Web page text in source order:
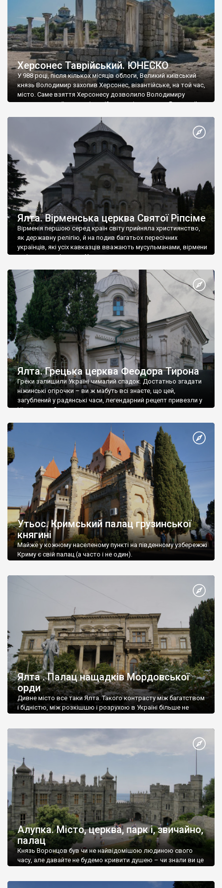
Херсонес Таврійський. ЮНЕСКО
У 988 році, після кількох місяців облоги, Великий київський
князь Володимир захопив Херсонес, візантійське, на той час,
місто. Саме взяття Херсонесу дозволило Володимиру
диктувати свої умови візантійському імператору Василю ІІ, та
Херсонесі Володимир-язичник, став Василем-християнином.
А потім було Хрещення Русі. На честь Херсонесу Таврійського
Ялта. Вірменська церква Святої Ріпсіме
Вірменія першою серед країн світу прийняла християнство,
як державну релігію, й на подив багатьох пересічних
українців, які усіх кавказців вважають мусульманами, вірмени
є відданими вірянами Христа
Ялта. Грецька церква Феодора Тирона
Греки залишили Україні чималий спадок. Достатньо згадати
ніжинські огірочки – ви ж мабуть всі знаєте, що цей,
загублений у радянські часи, легендарний рецепт привезли у
Ніжин греки?
Утьос. Кримський палац грузинської
княгині
Майже у кожному населеному пункті на південному узбережжі
Криму є свій палац (а часто і не один).
Ялта . Палац нащадків Мордовської
орди
Дивне місто все таки Ялта. Такого контрасту між багатством
і бідністю, між розкішшю і розрухою в Україні більше не
Алупка. Місто, церква, парк і, звичайно,
палац
Князь Воронцов був чи не найвідомішою людиною свого
часу, але давайте не будемо кривити душею – чи знали ви це